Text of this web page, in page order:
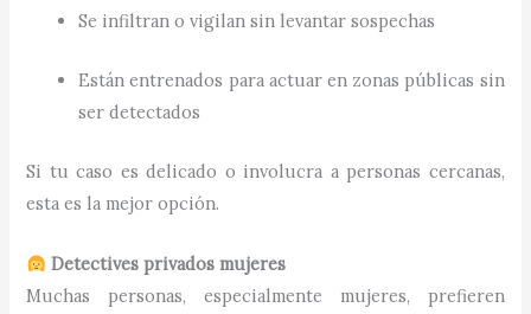
Se infiltran o vigilan sin levantar sospechas
Están entrenados para actuar en zonas públicas sin
ser detectados
Si tu caso es delicado o involucra a personas cercanas,
esta es la mejor opción.
Detectives privados mujeres
Muchas personas, especialmente mujeres, prefieren